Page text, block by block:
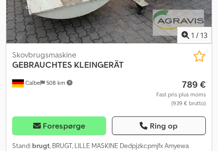
1 / 13
Calbe 508 km
Skovbrugsmaskine
GEBRAUCHTES KLEINGERÄT
789 €
Fast pris plus moms
(939 € brutto)
Forespørge Ring op
Stand: brugt, BRUGT, LILLE MASKINE Dedpjzkcpmjfx Amyewa